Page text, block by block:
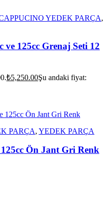
YEDEK PARÇA,
125cc Grenaj Seti 12
₺5,250.00Şu andaki fiyat:
PARÇA, YEDEK PARÇA
Ön Jant Gri Renk